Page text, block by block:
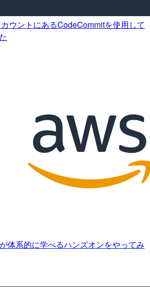
ウントにあるCodeCommitを使用して
体系的に学べるハンズオンをやってみ